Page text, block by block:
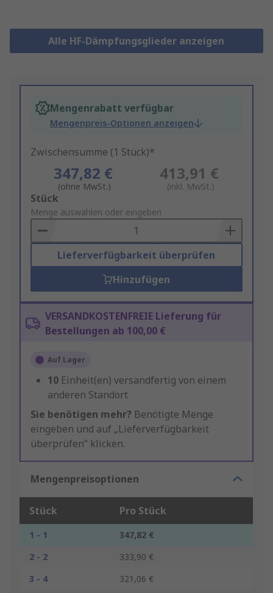
Alle HF-Dämpfungsglieder anzeigen
Mengenrabatt verfügbar
Mengenpreis-Optionen anzeigen
Zwischensumme (1 Stück)*
347,82 €
(ohne MwSt.)
413,91 €
(inkl. MwSt.)
Add
to
Basket
Stück
Menge auswählen oder eingeben
Lieferverfügbarkeit überprüfen
Hinzufügen
VERSANDKOSTENFREIE Lieferung für
Bestellungen ab 100,00 €
Auf Lager
10 Einheit(en) versandfertig von einem
anderen Standort
Sie benötigen mehr? Benötigte Menge
eingeben und auf „Lieferverfügbarkeit
überprüfen“ klicken.
Mengenpreisoptionen
Stück Pro Stück
1 - 1
347,82 €
2 - 2
333,90 €
3 - 4
321,06 €